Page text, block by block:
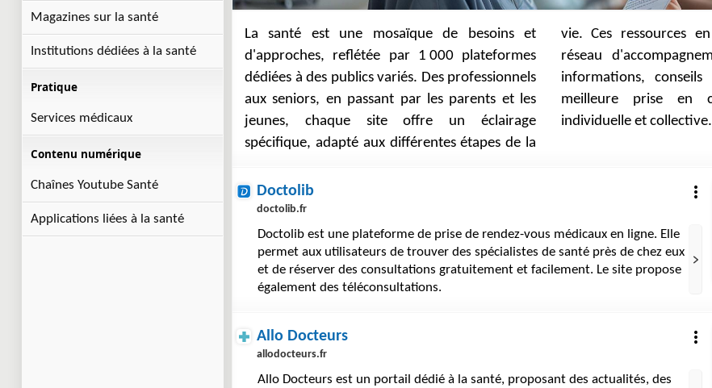
Magazines sur la santé
Institutions dédiées à la santé
Pratique
Services médicaux
Contenu numérique
Chaînes Youtube Santé
Applications liées à la santé
La santé est une mosaïque de besoins et
d'approches, reflétée par 1 000 plateformes
dédiées à des publics variés. Des professionnels
aux seniors, en passant par les parents et les
jeunes, chaque site offre un éclairage
spécifique, adapté aux différentes étapes de la
vie. Ces ressources en ligne constituent un
réseau d'accompagnement vital, fournissant
informations, conseils et soutien pour une
meilleure prise en charge de la santé
individuelle et collective.
Doctolib
doctolib.fr
Doctolib est une plateforme de prise de rendez-vous médicaux en ligne. Elle
permet aux utilisateurs de trouver des spécialistes de santé près de chez eux
et de réserver des consultations gratuitement et facilement. Le site propose
également des téléconsultations.
Allo Docteurs
allodocteurs.fr
Allo Docteurs est un portail dédié à la santé, proposant des actualités, des